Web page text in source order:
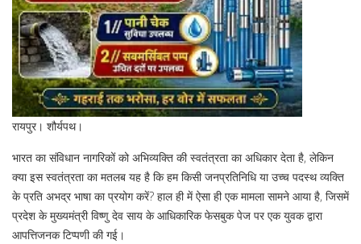
रायपुर। शौर्यपथ।
भारत का संविधान नागरिकों को अभिव्यक्ति की स्वतंत्रता का अधिकार देता है, लेकिन
क्या इस स्वतंत्रता का मतलब यह है कि हम किसी जनप्रतिनिधि या उच्च पदस्थ व्यक्ति
के प्रति अभद्र भाषा का प्रयोग करें? हाल ही में ऐसा ही एक मामला सामने आया है, जिसमें
प्रदेश के मुख्यमंत्री विष्णु देव साय के आधिकारिक फेसबुक पेज पर एक युवक द्वारा
आपत्तिजनक टिप्पणी की गई।